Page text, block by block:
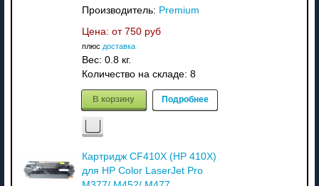
Производитель: Premium
Цена: от 750 руб
плюс доставка
Вес: 0.8 кг.
Количество на складе: 8
В корзину Подробнее
Картридж CF410X (HP 410X)
для HP Color LaserJet Pro